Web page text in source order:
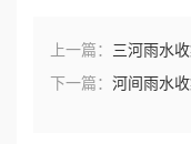
上一篇： 三河雨水
下一篇： 河间雨水